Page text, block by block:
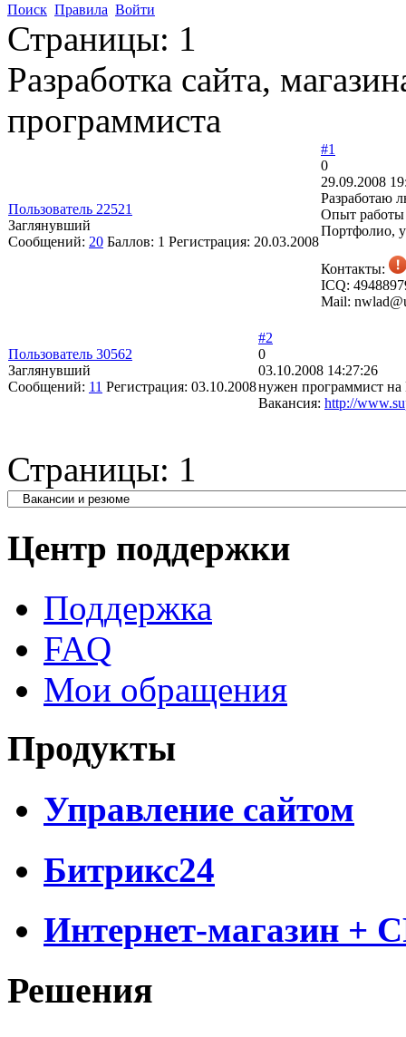
Поиск Правила Войти
Страницы: 1
Разработка сайта,
программиста
Пользователь 22521
Заглянувший
Сообщений: 20 Баллов: 1 Регистрация: 20.03.2008
#1
0
29.09.2008
Разработаю
Опыт работы
Портфолио,
Контакты:
ICQ:
Mail:
Пользователь 30562
Заглянувший
Сообщений: 11 Регистрация: 03.10.2008
#2
0
03.10.2008 14:27:26
нужен программист
Вакансия: http://
Страницы: 1
Центр поддержки
Поддержка
FAQ
Мои обращения
Продукты
Управление сайтом
Битрикс24
Интернет-магазин +
Решения